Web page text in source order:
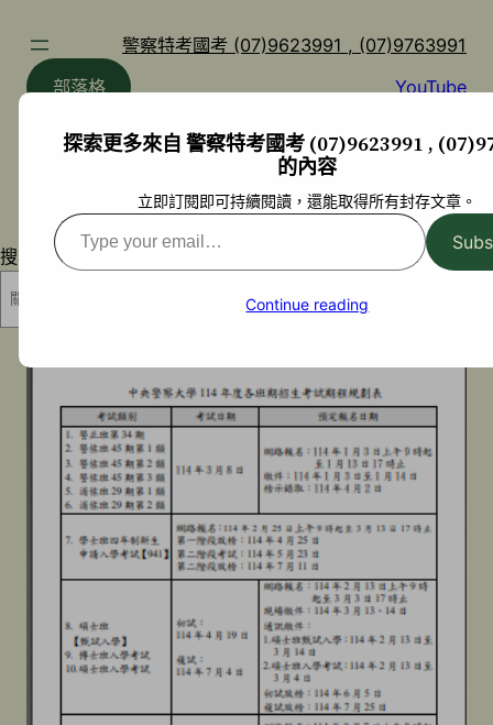
警察特考國考 (07)9623991 , (07)9763991
部落格
YouTube
搜尋
搜尋
探索更多來自 警察特考國考 (07)9623991 ,
的內容
立即訂閱即可持續閱讀，還能取得所有封存文章。
Type
your
Continue reading